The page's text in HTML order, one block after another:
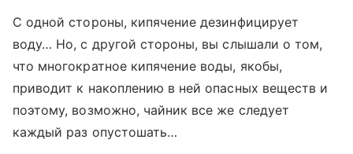
С одной стороны, кипячение дезинфицирует
воду… Но, с другой стороны, вы слышали о том,
что многократное кипячение воды, якобы,
приводит к накоплению в ней опасных веществ и
поэтому, возможно, чайник все же следует
каждый раз опустошать…